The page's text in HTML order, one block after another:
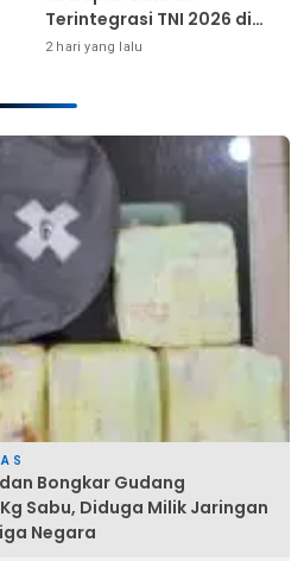
Terintegrasi TNI 2026 di
Dabo Singkep
2 hari yang lalu
Bongkar Gudang
Sabu, Diduga Milik Jaringan
Negara